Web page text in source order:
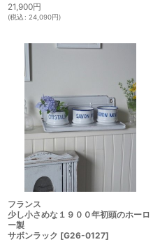
21,900円
(税込: 24,090円)
フランス
少し小さめな１９００年初頭のホーロ
ー製
サボンラック [G26-0127]